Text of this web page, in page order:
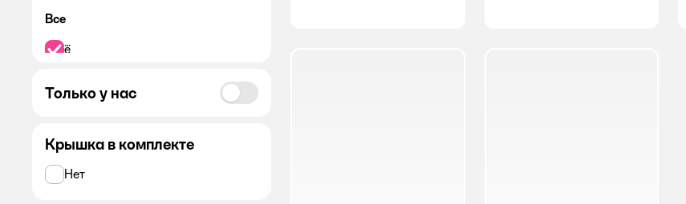
Все
ё
Mallony
SCOVO
Только у нас
Крышка в комплекте
Нет